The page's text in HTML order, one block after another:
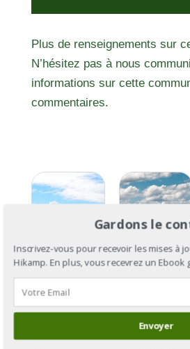
Plus de renseignements sur
N’hésitez pas à nous
informations sur cette
commentaires.
GR®223 :
la
section 1 :
de
Gardons le
Inscrivez-vous pour recevoir les mises à
Hikamp. En plus, vous recevrez un Ebook
Envoyer